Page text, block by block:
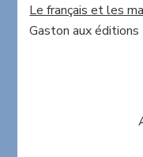
Le français et les
Gaston aux